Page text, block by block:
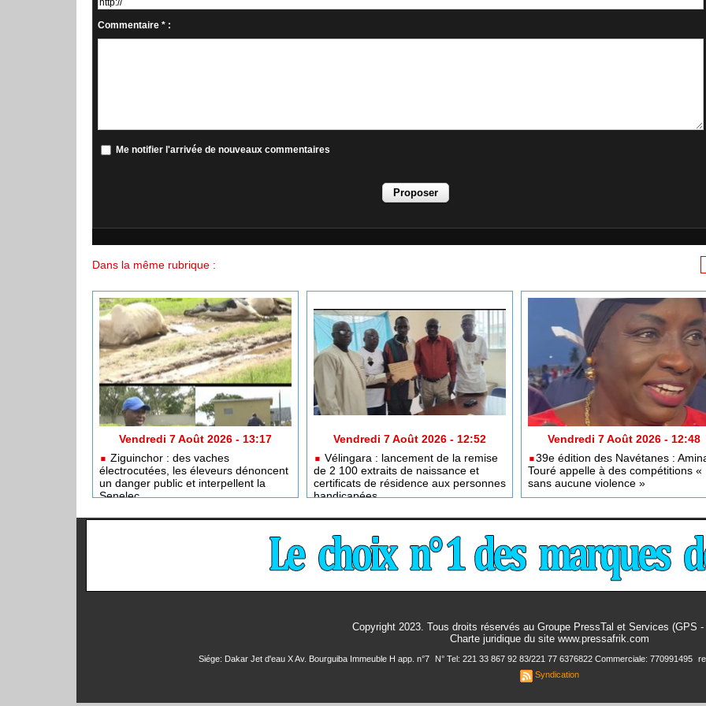
Commentaire * :
Me notifier l'arrivée de nouveaux commentaires
Dans la même rubrique :
Vendredi 7 Août 2026 - 13:17
Ziguinchor : des vaches
électrocutées, les éleveurs dénoncent
un danger public et interpellent la
Senelec
Vendredi 7 Août 2026 - 12:52
Vélingara : lancement de la remise
de 2 100 extraits de naissance et
certificats de résidence aux personnes
handicapées
Vendredi 7 Août 2026 - 12:48
​39e édition des Navétanes :
Touré appelle à des compétitions «
sans aucune violence »
Copyright 2023. Tous droits réservés au Groupe PressTal et Services (GPS -
Charte juridiquedu site www.pressafrik.com
Siége: Dakar Jet d'eau X Av. Bourguiba Immeuble H app. n°7 N° Tel: 221 33 867 92 83/221 77 6376822 Commerciale: 770991495
Syndication